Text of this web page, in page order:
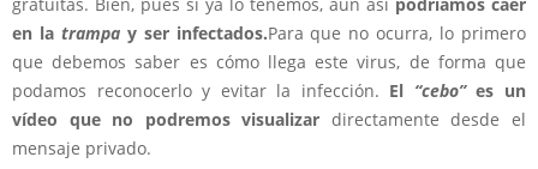
en la trampay ser infectados.Para que no ocurra, lo primero
que debemos saber es cómo llega este virus, de forma que
podamos reconocerlo y evitar la infección. El “cebo”es un
vídeo que no podremos visualizar directamente desde el
mensaje privado.